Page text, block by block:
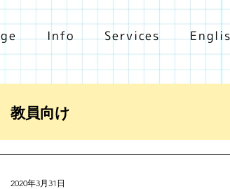
Info Services
教員向け
2020年3月31日